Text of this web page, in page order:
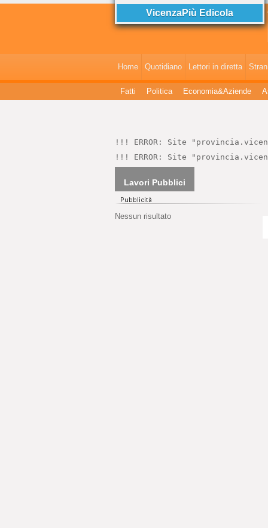
VicenzaPiù Edicola
Home Quotidiano Lettori in diretta
Fatti Politica Economia&Aziende
!!! ERROR: Site
!!! ERROR: Site
Lavori Pubblici
Nessun risultato